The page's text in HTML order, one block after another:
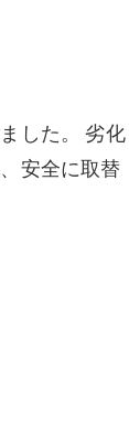
した。 劣化
安全に取替